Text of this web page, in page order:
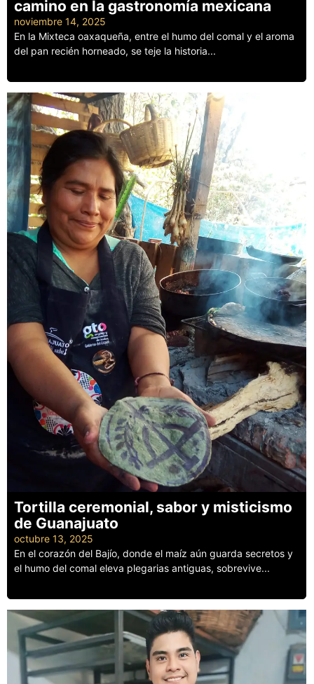
camino en la gastronomía mexicana
noviembre 14, 2025
En la Mixteca oaxaqueña, entre el humo del comal y el aroma
del pan recién horneado, se teje la historia...
Tortilla ceremonial, sabor y misticismo
de Guanajuato
octubre 13, 2025
En el corazón del Bajío, donde el maíz aún guarda secretos y
el humo del comal eleva plegarias antiguas, sobrevive...